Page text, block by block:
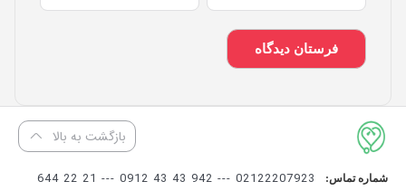
بازگشت به بالا
شماره تماس:
02122207923 --- 942 43 43 0912 --- 21 22 644